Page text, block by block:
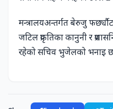
मन्त्रालयअन्तर्गत बेरुजु
जटिल प्रकृतिका कानुनी र
रहेको सचिव भुजेलको भनाइ